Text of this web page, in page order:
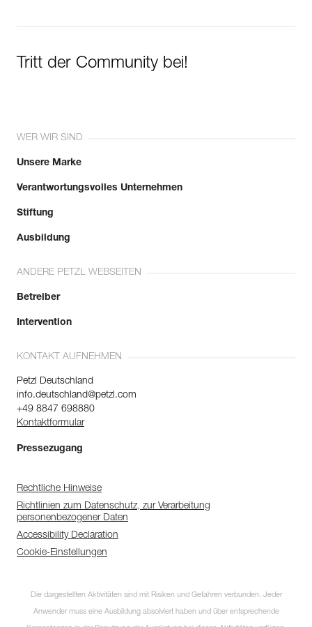
Tritt der Community bei!
WER WIR SIND
Unsere Marke
Verantwortungsvolles Unternehmen
Stiftung
Ausbildung
ANDERE PETZL WEBSEITEN
Betreiber
Intervention
KONTAKT AUFNEHMEN
Petzl Deutschland
info.deutschland@petzl.com
+49 8847 698880
Kontaktformular
Pressezugang
Rechtliche Hinweise
Richtlinien zum Datenschutz, zur Verarbeitung
personenbezogener Daten
Accessibility Declaration
Cookie-Einstellungen
Die dargestellten Aktivitäten sind mit Risiken und Gefahren verbunden. Jeder
Anwender muss eine Ausbildung absolviert haben und über entsprechende